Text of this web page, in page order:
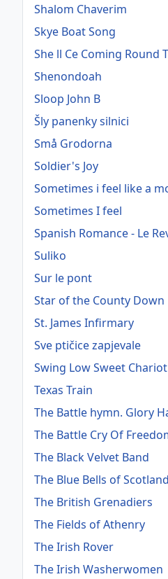
Shalom Chaverim
Skye Boat Song
She ll Ce Coming Round
Shenondoah
Sloop John B
Šly panenky silnici
Små Grodorna
Soldier's Joy
Sometimes i feel like a
Sometimes I feel
Spanish Romance - Le
Suliko
Sur le pont
Star of the County Down
St. James Infirmary
Sve ptičice zapjevale
Swing Low Sweet Chariot
Texas Train
The Battle hymn. Glory
The Battle Cry Of
The Black Velvet Band
The Blue Bells of Scotland
The British Grenadiers
The Fields of Athenry
The Irish Rover
The Irish Washerwomen